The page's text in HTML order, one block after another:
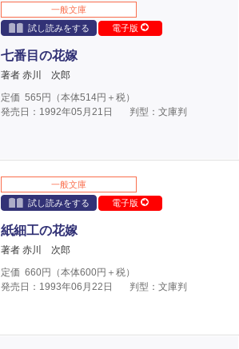
一般文庫
試し読みをする
電子版
七番目の花嫁
著者 赤川 次郎
定価 565 円（本体514円＋税）
発売日：1992年05月21日
判型：文庫判
一般文庫
試し読みをする
電子版
紙細工の花嫁
著者 赤川 次郎
定価 660円（本体600円＋税）
発売日：1993年06月22日
判型：文庫判